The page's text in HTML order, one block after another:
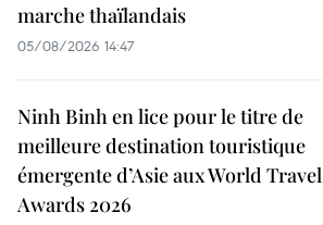
marche thaïlandais
05/08/2026 14:47
Ninh Binh en lice pour le titre de
meilleure destination touristique
émergente d’Asie aux World Travel
Awards 2026